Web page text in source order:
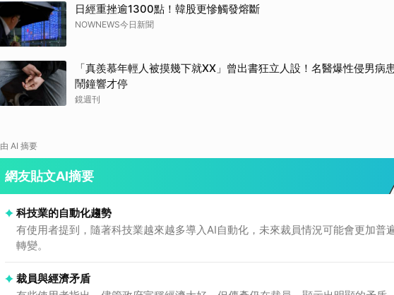
日經重挫逾1300點！韓股更慘觸發熔斷
NOWNEWS今日新聞
「真羨慕年輕人被摸幾下就XX」曾出書狂立人設！名醫爆性侵男
鬧鐘響才停
鏡週刊
由 AI 摘要
網友貼文AI摘要
科技業的自動化趨勢
有使用者提到，隨著科技業越來越多導入AI自動化，未來裁員情況可能會更加普
轉變。
裁員與經濟矛盾